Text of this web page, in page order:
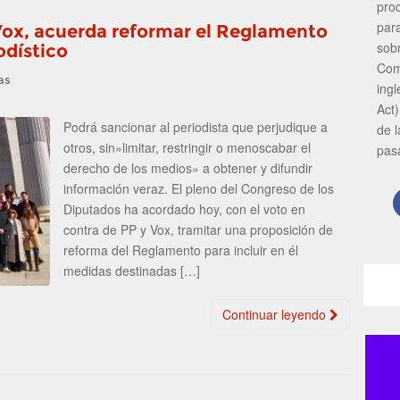
acuerda reformar el Reglamento
Podrá sancionar al periodista que perjudique a
otros, sin»limitar, restringir o menoscabar el
derecho de los medios» a obtener y difundir
información veraz. El pleno del Congreso de los
Diputados ha acordado hoy, con el voto en
contra de PP y Vox, tramitar una proposición de
reforma del Reglamento para incluir en él
medidas destinadas […]
Continuar leyendo
de